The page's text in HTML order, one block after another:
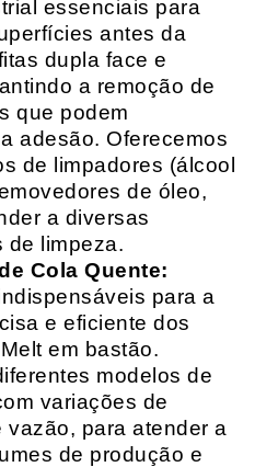
essenciais para
antes da
dupla face e
a remoção de
que podem
adesão. Oferecemos
de limpadores (álcool
de óleo,
a diversas
de limpeza.
Cola Quente:
para a
e eficiente dos
em bastão.
modelos de
variações de
vazão, para atender a
de produção e